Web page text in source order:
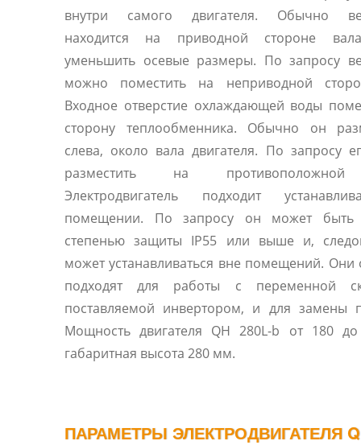
внутри самого двигателя. Обычно
находится на приводной стороне
уменьшить осевые размеры. По запросу
можно поместить на неприводной
Входное отверстие охлаждающей воды
сторону теплообменника. Обычно он
слева, около вала двигателя. По запросу
разместить на
Электродвигатель подходит
помещении. По запросу он может быть
степенью защиты IP55 или выше и,
может устанавливаться вне помещений. Они
подходят для работы с переменной
поставляемой инвертором, и для замены
Мощность двигателя QH 280L-b от 180
габаритная высота 280 мм.
ПАРАМЕТРЫ ЭЛЕКТРОДВИГАТЕЛЯ